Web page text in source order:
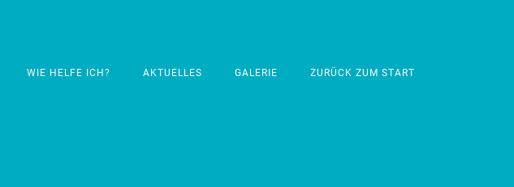
WIE HELFE ICH? AKTUELLES GALERIE ZURÜCK ZUM START